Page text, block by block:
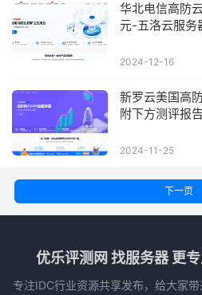
华北电信高防
元-五洛云服务
2024-12-16
新罗云美国高
附下方测评报
2024-11-25
下一页
优乐评测网 找服务器 更专
专注IDC行业资源共享发布，给大家带